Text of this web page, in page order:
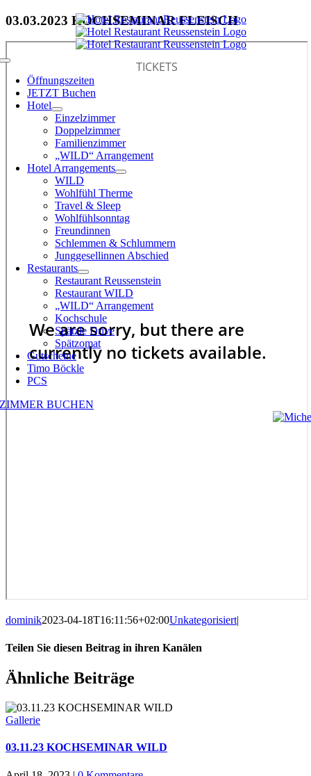
Zum
springen
Toggle
NavigationÖffnungszeiten
JETZT Buchen
Hotel
Einzelzimmer
Doppelzimmer
Familienzimmer
„WILD“ Arrangement
Hotel Arrangements
WILD
Wohlfühl Therme
Travel & Sleep
Wohlfühlsonntag
Freundinnen
Schlemmen & Schlummern
Junggesellinnen Abschied
Restaurants
Restaurant Reussenstein
Restaurant WILD
„WILD“ Arrangement
Kochschule
Spätzle Drive
Spätzomat
Gutscheine
Timo Böckle
PCS
ZIMMER BUCHEN
03.03.2023 KOCHSEMINAR FLEISCH
dominik2023-04-18T16:11:56+02:00Unkategorisiert|
Teilen Sie diesen Beitrag in ihren Kanälen
Facebook
X
Reddit
LinkedIn
WhatsApp
Tumblr
Pinterest
Ähnliche Beiträge
Gallerie
03.11.23 KOCHSEMINAR WILD